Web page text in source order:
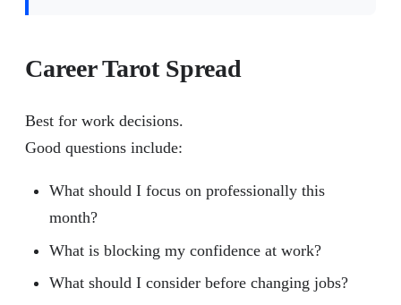
Career Tarot Spread
Best for work decisions.
Good questions include:
What should I focus on professionally this
month?
What is blocking my confidence at work?
What should I consider before changing jobs?